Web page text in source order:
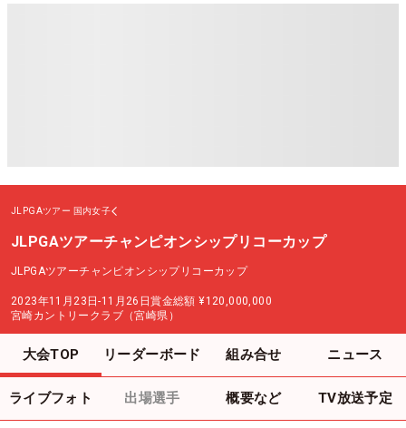
JLPGAツアー 国内女子
JLPGAツアーチャンピオンシップリコーカップ
JLPGAツアーチャンピオンシップリコーカップ
2023年11月23日-11月26日賞金総額 ¥120,000,000
宮崎カントリークラブ（宮崎県）
大会TOP リーダーボード 組み合せ ニュース
ライブフォト 出場選手 概要など TV放送予定